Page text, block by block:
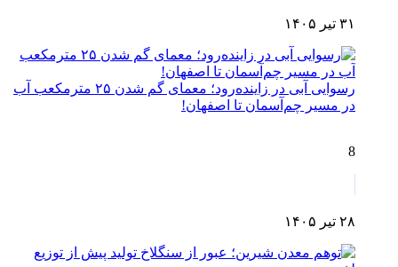
۳۱ تیر ۱۴۰۵
رسوایی آبی در زاینده‌رود؛ معمای گم شدن ۲۵ مترمکعب آب
در مسیر چم‌آسمان تا اصفهان!
8
۲۸ تیر ۱۴۰۵